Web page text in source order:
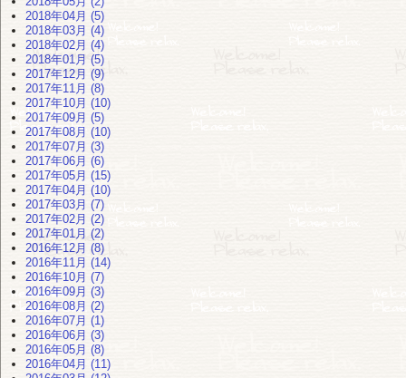
2018年04月 (5)
2018年03月 (4)
2018年02月 (4)
2018年01月 (5)
2017年12月 (9)
2017年11月 (8)
2017年10月 (10)
2017年09月 (5)
2017年08月 (10)
2017年07月 (3)
2017年06月 (6)
2017年05月 (15)
2017年04月 (10)
2017年03月 (7)
2017年02月 (2)
2017年01月 (2)
2016年12月 (8)
2016年11月 (14)
2016年10月 (7)
2016年09月 (3)
2016年08月 (2)
2016年07月 (1)
2016年06月 (3)
2016年05月 (8)
2016年04月 (11)